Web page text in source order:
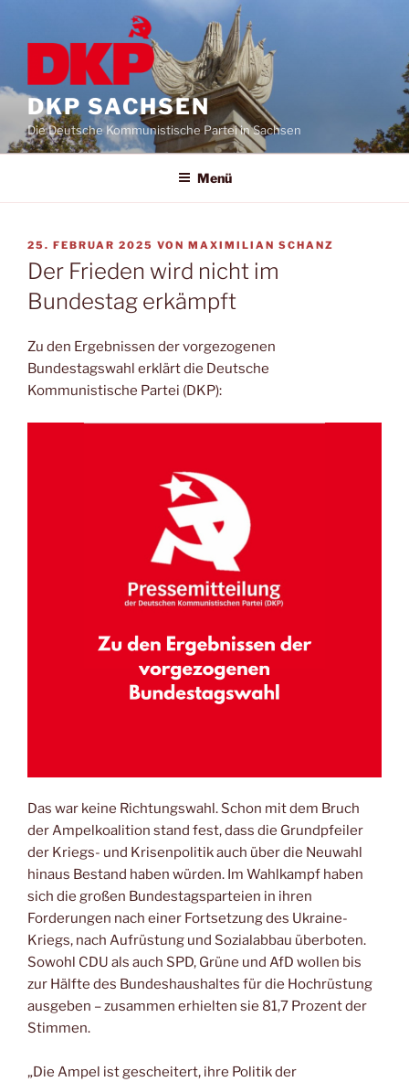
DKP SACHSEN
Die Deutsche Kommunistische Partei in Sachsen
Menü
25. FEBRUAR 2025 VON MAXIMILIAN SCHANZ
Der Frieden wird nicht im
Bundestag erkämpft
Zu den Ergebnissen der vorgezogenen
Bundestagswahl erklärt die Deutsche
Kommunistische Partei (DKP):
Das war keine Richtungswahl. Schon mit dem Bruch
der Ampelkoalition stand fest, dass die Grundpfeiler
der Kriegs- und Krisenpolitik auch über die Neuwahl
hinaus Bestand haben würden. Im Wahlkampf haben
sich die großen Bundestagsparteien in ihren
Forderungen nach einer Fortsetzung des Ukraine-
Kriegs, nach Aufrüstung und Sozialabbau überboten.
Sowohl CDU als auch SPD, Grüne und AfD wollen bis
zur Hälfte des Bundeshaushaltes für die Hochrüstung
ausgeben – zusammen erhielten sie 81,7 Prozent der
Stimmen.
„Die Ampel ist gescheitert, ihre Politik der